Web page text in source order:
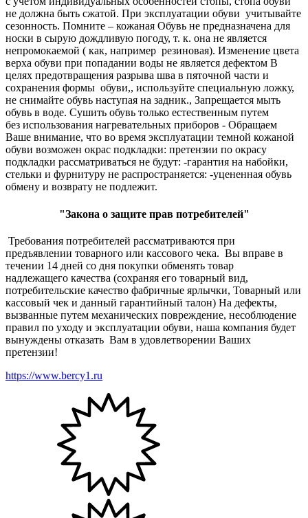
не должна быть сжатой. При эксплуатации обуви учитывайте
сезонность. Помните – кожаная Обувь не предназначена для
носки в сырую дождливую погоду, т. к. она не является
непромокаемой ( как, например резиновая). Изменение цвета
верха обуви при попадании воды не является дефектом В
целях предотвращения разрыва шва в пяточной части и
сохранения формы обуви,, используйте специальную ложку,
не снимайте обувь наступая на задник., Запрещается мыть
обувь в воде. Сушить обувь только естественным путем
без использования нагревательных приборов - Обращаем
Ваше внимание, что во время эксплуатации темной кожаной
обуви возможен окрас подкладки: претензии по окрасу
подкладки рассматриваться не будут: -гарантия на набойки,
стельки и фурнитуру не распространяется: -уцененная обувь
обмену и возврату не подлежит.
"Закона о защите прав потребителей"
Требования потребителей рассматриваются при
предъявлении товарного или кассового чека. Вы вправе в
течении 14 дней со дня покупки обменять товар
надлежащего качества (сохраняя его товарный вид,
потребительские качество фабричные ярлычки, Товарный или
кассовый чек и данный гарантийный талон) На дефекты,
вызванные путем механических повреждение, несоблюдение
правил по уходу и эксплуатации обуви, наша компания будет
вынуждены отказать Вам в удовлетворении Ваших
претензии!
https://www.bercy1.ru